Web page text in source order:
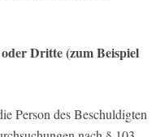
Dritte (zum Beispiel
Person des Beschuldigten